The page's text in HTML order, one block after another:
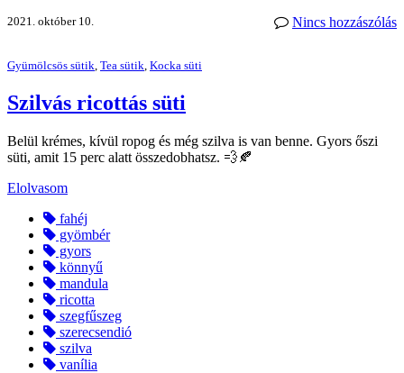
Nincs hozzászólás
2021. október 10.
Gyümölcsös sütik Tea sütik Kocka süti
Szilvás ricottás süti
Belül krémes, kívül ropog és még szilva is van benne. Gyors őszi
süti, amit 15 perc alatt összedobhatsz. 💨🍂
Elolvasom
fahéj
gyömbér
gyors
könnyű
mandula
ricotta
szegfűszeg
szerecsendió
szilva
vanília